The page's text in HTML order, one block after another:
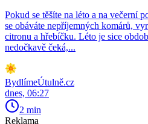
Pokud se těšíte na léto a na večerní
se obáváte nepříjemných komárů,
citronu a hřebíčku. Léto je sice
nedočkavě čeká,...
BydlímeÚtulně.cz
dnes, 06:27
2 min
Reklama